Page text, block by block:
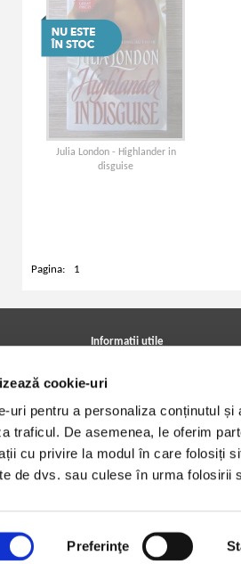
cookie-uri
uri pentru a personaliza conținutul
traficul. De asemenea, le oferim
cu privire la modul în care folosiți
de dvs. sau culese în urma folosirii
Preferinţe
Julia London - Highlander in
disguise
Pagina: 1
Informatii utile
Achizitii viniluri, casete, CD/DVD
Cum cumpar?
Politica de livrare
Retur comenzi
Angajari - Cariere